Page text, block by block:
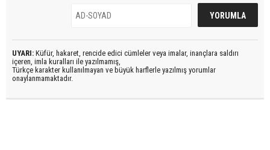
UYARI: Küfür, hakaret, rencide edici cümleler veya imalar, inançlara saldırı
içeren, imla kuralları ile yazılmamış,
Türkçe karakter kullanılmayan ve büyük harflerle yazılmış yorumlar
onaylanmamaktadır.